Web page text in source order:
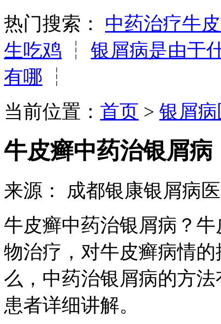
热门搜索：
中药治疗牛
生吃鸡 ┆ 银屑病是由于
有哪 ┆
当前位置： 首页 > 银屑
牛皮癣中药治银屑病
来源： 成都银康银屑病
牛皮癣中药治银屑病？
物治疗，对牛皮癣病情
么，中药治银屑病的方
患者详细讲解。